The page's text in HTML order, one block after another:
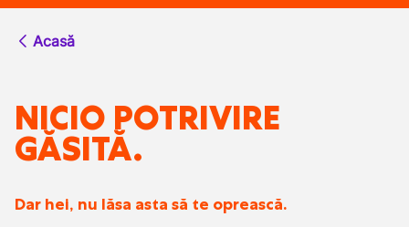
Acasă
NICIO POTRIVIRE
GĂSITĂ.
Dar hei, nu lăsa asta să te oprească.